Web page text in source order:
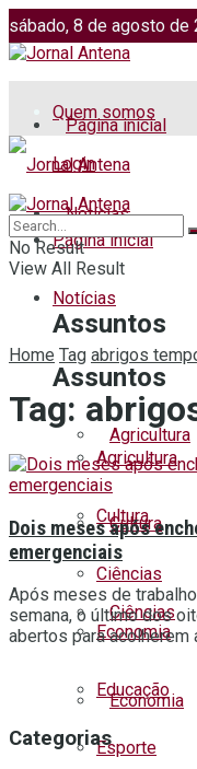
sábado, 8 de agosto de
Jornalismo: (51) 98599
Quem somos
Login
Página inicial
Notícias
Assuntos
Agricultura
Cultura
Ciências
Economia
Página inicial
Notícias
Assuntos
Agricultura
Cultura
Ciências
Economia
Educação
Esporte
No Result
View All Result
Home Tag abrigos
Tag:
Dois meses após
emergenciais
Após meses de
semana, o último dos
abertos para acolherem
Categorias